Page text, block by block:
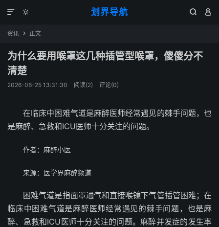
划界导航
  

资讯  正文
为什么要用喉罩这几种插管型喉罩，傻傻分不
清楚
2026-06-25 13:31:30 阅读(2) 评论(0)
在临床中困难气道是麻醉医师经常遇见的棘手问题，也
是麻醉、急救和ICU医师十分关注的问题。
作者：麻醉小医
来源：医学界麻醉频道
困难气道是指面罩通气和直接喉镜下气管插管困难；在
临床中困难气道是麻醉医师经常遇见的棘手问题，也是麻
醉、急救和ICU医师十分关注的问题。麻醉并发症的发生率